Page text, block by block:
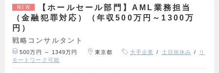
NEW
【ホールセール部門】AML業務担当
（金融犯罪対応）（年収500万円～1300万
円）
戦略コンサルタント
500万円 ～ 1349万円 東京都 大手企業 土日祝休み
リ
モートワーク可能